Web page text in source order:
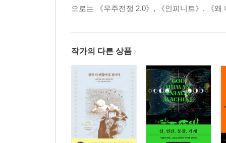
으로는 《우주전쟁 2.0》, 《인피니트》, 《
작가의 다른 상품